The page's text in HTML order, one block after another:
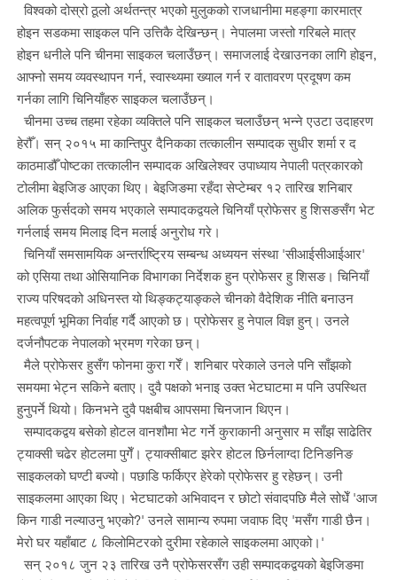
विश्वको दोस्रो ठूलो अर्थतन्त्र भएको मुलुकको राजधानीमा महङ्गा कारमात्र
होइन सडकमा साइकल पनि उत्तिकै देखिन्छन्। नेपालमा जस्तो गरिबले मात्र
होइन धनीले पनि चीनमा साइकल चलाउँछन्। समाजलाई देखाउनका लागि होइन,
आफ्नो समय व्यवस्थापन गर्न, स्वास्थ्यमा ख्याल गर्न र वातावरण प्रदूषण कम
गर्नका लागि चिनियाँहरु साइकल चलाउँछन्।
चीनमा उच्च तहमा रहेका व्यक्तिले पनि साइकल चलाउँछन् भन्ने एउटा उदाहरण
हेरौँ। सन् २०१५ मा कान्तिपुर दैनिकका तत्कालीन सम्पादक सुधीर शर्मा र द
काठमाडौँ पोष्टका तत्कालीन सम्पादक अखिलेश्वर उपाध्याय नेपाली पत्रकारको
टोलीमा बेइजिङ आएका थिए। बेइजिङमा रहँदा सेप्टेम्बर १२ तारिख शनिबार
अलिक फुर्सदको समय भएकाले सम्पादकद्वयले चिनियाँ प्रोफेसर हु शिसङसँग भेट
गर्नलाई समय मिलाइ दिन मलाई अनुरोध गरे।
चिनियाँ समसामयिक अन्तर्राष्ट्रिय सम्बन्ध अध्ययन संस्था 'सीआईसीआईआर'
को एसिया तथा ओसियानिक विभागका निर्देशक हुन प्रोफेसर हु शिसङ। चिनियाँ
राज्य परिषदको अधिनस्त यो थिङ्कट्याङ्कले चीनको वैदेशिक नीति बनाउन
महत्वपूर्ण भूमिका निर्वाह गर्दै आएको छ। प्रोफेसर हु नेपाल विज्ञ हुन्। उनले
दर्जनौपटक नेपालको भ्रमण गरेका छन्।
मैले प्रोफेसर हुसँग फोनमा कुरा गरेँ। शनिबार परेकाले उनले पनि साँझको
समयमा भेट्न सकिने बताए। दुवै पक्षको भनाइ उक्त भेटघाटमा म पनि उपस्थित
हुनुपर्ने थियो। किनभने दुवै पक्षबीच आपसमा चिनजान थिएन।
सम्पादकद्वय बसेको होटल वानशौमा भेट गर्ने कुराकानी अनुसार म साँझ साढेतिर
ट्याक्सी चढेर होटलमा पुगेँ। ट्याक्सीबाट झरेर होटल छिर्नलाग्दा टिनिङनिङ
साइकलको घण्टी बज्यो। पछाडि फर्किएर हेरेको प्रोफेसर हु रहेछन्। उनी
साइकलमा आएका थिए। भेटघाटको अभिवादन र छोटो संवादपछि मैले सोधेँ 'आज
किन गाडी नल्याउनु भएको?' उनले सामान्य रुपमा जवाफ दिए 'मसँग गाडी छैन।
मेरो घर यहाँबाट ८ किलोमिटरको दुरीमा रहेकाले साइकलमा आएको।'
सन् २०१८ जुन २३ तारिख उनै प्रोफेसरसँग उही सम्पादकद्वयको बेइजिङमा